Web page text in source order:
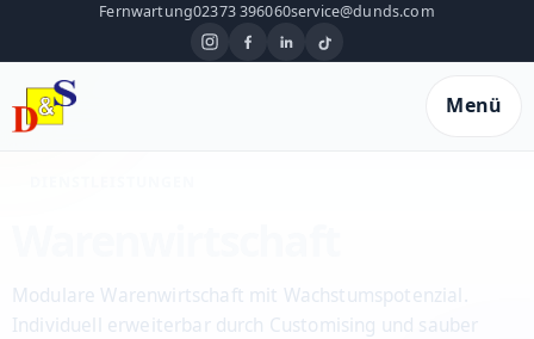
Fernwartung02373 396060service@dunds.com
Menü
Modulare Warenwirtschaft mit Wachstumspotenzial.
Individuell erweiterbar durch Customising und sauber